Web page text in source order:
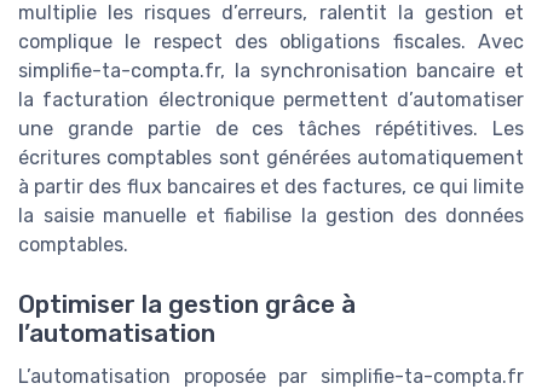
multiplie les risques d’erreurs, ralentit la gestion et
complique le respect des obligations fiscales. Avec
simplifie-ta-compta.fr, la synchronisation bancaire et
la facturation électronique permettent d’automatiser
une grande partie de ces tâches répétitives. Les
écritures comptables sont générées automatiquement
à partir des flux bancaires et des factures, ce qui limite
la saisie manuelle et fiabilise la gestion des données
comptables.
Optimiser la gestion grâce à
l’automatisation
L’automatisation proposée par simplifie-ta-compta.fr